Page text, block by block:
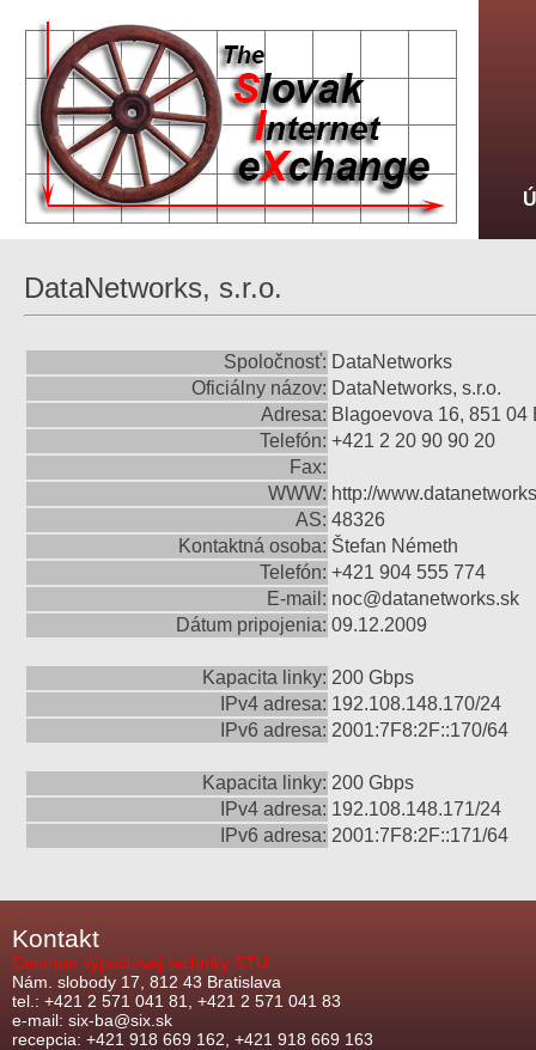
DataNetworks, s.r.o.
Spoločnosť: DataNetworks
Oficiálny názov: DataNetworks, s.r.o.
Adresa: Blagoevova 16, 851 04
Telefón: +421 2 20 90 90 20
Fax:
WWW: http://
AS: 48326
Kontaktná osoba: Štefan Németh
Telefón: +421 904 555 774
E-mail: noc@datanetworks.sk
Dátum pripojenia: 09.12.2009
Kapacita linky: 200 Gbps
IPv4 adresa: 192.108.148.170/24
IPv6 adresa: 2001:7F8:2F::170/64
Kapacita linky: 200 Gbps
IPv4 adresa: 192.108.148.171/24
IPv6 adresa: 2001:7F8:2F::171/64
Kontakt
Centrum výpočtovej techniky STU
Nám. slobody 17, 812 43 Bratislava
tel.: +421 2 571 041 81, +421 2 571 041 83
e-mail: six-ba@six.sk
recepcia: +421 918 669 162, +421 918 669 163